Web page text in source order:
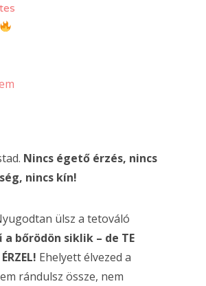
Nincs égető érzés, nincs
nincs kín!
ülsz a tetováló
a bőrödön siklik – de TE
Ehelyett élvezed a
rándulsz össze, nem